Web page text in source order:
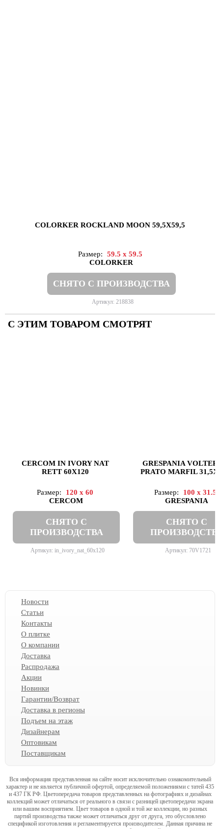
COLORKER ROCKLAND MOON 59,5X59,5
Размер:
59.5 x 59.5
COLORKER
СНЯТО С ПРОИЗВОДСТВА
Артикул: 218838
С ЭТИМ ТОВАРОМ СМОТРЯТ
CERCOM IN IVORY NAT
RETT 60X120
Размер:
120 x 60
CERCOM
СНЯТО С
ПРОИЗВОДСТВА
Артикул: in_ivory_nat_60x120
GRESPANIA
PRATO MARFIL
Размер:
100 x 31.5
GRESPANIA
СНЯТО С
Артикул: 70V1721
Новости
Статьи
Контакты
О плитке
О компании
Доставка
Распродажа
Акции
Новинки
Гарантии/Возврат
Доставка в регионы
Подъем на этаж
Дизайнерам
Оптовикам
Поставщикам
Вся информация представленная на сайте носит исключительно ознакомительный
характер и не является публичной офертой, определяемой положениями с татей 435
и 437 ГК РФ. Цветопередача товаров представленных на фотографиях и дизайнах
коллекций может отличаться от реального в связи с разницей цветопередачи экрана
или вашим восприятием. Цвет товаров в одной и той же коллекции, но разных
партий производства также может отличаться друг от друга, это обусловлено
спецификой изготовления и регламентируется производителем. Данная причина не